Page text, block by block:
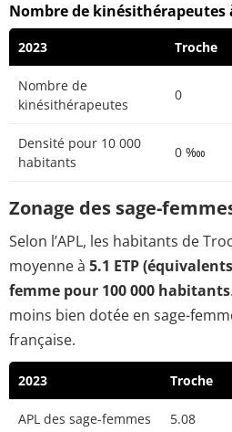
Nombre de kinésithérapeutes
2023 Troche
Nombre de
kinésithérapeutes
0
Densité pour 10 000
habitants
0 ‱
Zonage des sage-
Selon l’APL, les habitants de
moyenne à 5.1 ETP
femme pour 100 000 habitants
moins bien dotée en sage-
française.
2023 Troche
APL des sage-femmes 5.08